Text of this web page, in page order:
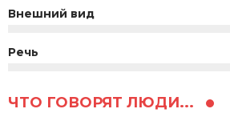
Внешний вид
Речь
ЧТО ГОВОРЯТ ЛЮДИ...